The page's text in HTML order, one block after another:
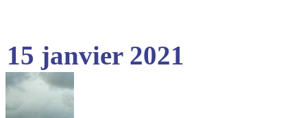
15 janvier 2021